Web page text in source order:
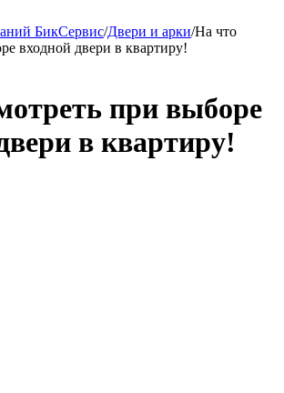
БикСервис/Двери и арки/На что
входной двери в квартиру!
при выборе
в квартиру!